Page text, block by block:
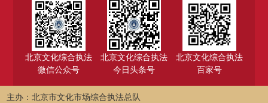
北京文化综合执法
微信公众号
北京文化综合执法
今日头条号
北京文化综合执法
百家号
主办：北京市文化市场综合执法总队